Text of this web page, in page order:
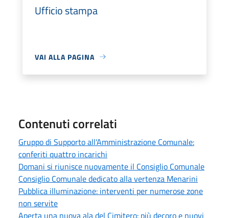
Ufficio stampa
VAI ALLA PAGINA
Contenuti correlati
Gruppo di Supporto all'Amministrazione Comunale:
conferiti quattro incarichi
Domani si riunisce nuovamente il Consiglio Comunale
Consiglio Comunale dedicato alla vertenza Menarini
Pubblica illuminazione: interventi per numerose zone
non servite
Aperta una nuova ala del Cimitero: più decoro e nuovi